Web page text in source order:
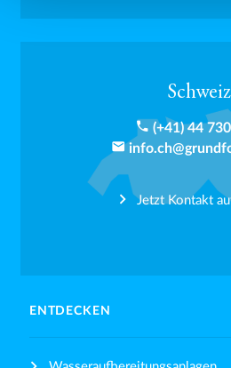
Schweiz
phone (+41) 44
email
Jetzt Kontakt
ENTDECKEN